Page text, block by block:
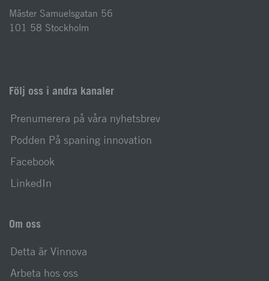
Mäster Samuelsgatan 56
101 58 Stockholm
Följ oss i andra kanaler
Prenumerera på våra nyhetsbrev
Podden På spaning innovation
Facebook
LinkedIn
Om oss
Detta är Vinnova
Arbeta hos oss